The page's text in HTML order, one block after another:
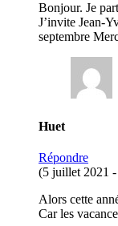
Bonjour. Je
J’invite Jean-
septembre
Huet
Répondre
(5 juillet 2021
Alors cette
Car les